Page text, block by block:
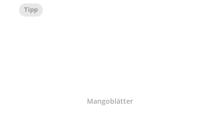
Tipp
Mangoblätter